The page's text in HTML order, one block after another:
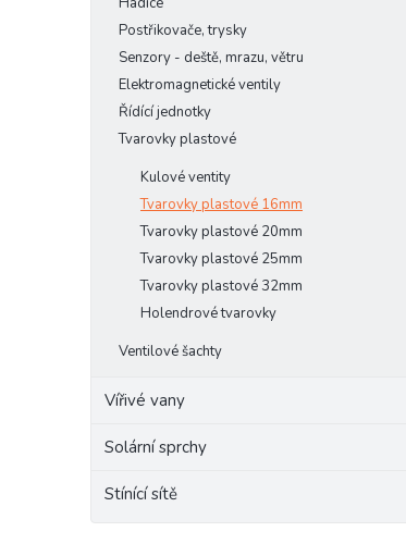
Postřikovače, trysky
Senzory - deště, mrazu, větru
Elektromagnetické ventily
Řídící jednotky
Tvarovky plastové
Kulové ventity
Tvarovky plastové 16mm
Tvarovky plastové 20mm
Tvarovky plastové 25mm
Tvarovky plastové 32mm
Holendrové tvarovky
Ventilové šachty
Vířivé vany
Solární sprchy
Stínící sítě